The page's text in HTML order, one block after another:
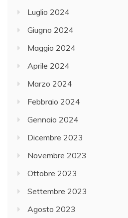
Luglio 2024
Giugno 2024
Maggio 2024
Aprile 2024
Marzo 2024
Febbraio 2024
Gennaio 2024
Dicembre 2023
Novembre 2023
Ottobre 2023
Settembre 2023
Agosto 2023